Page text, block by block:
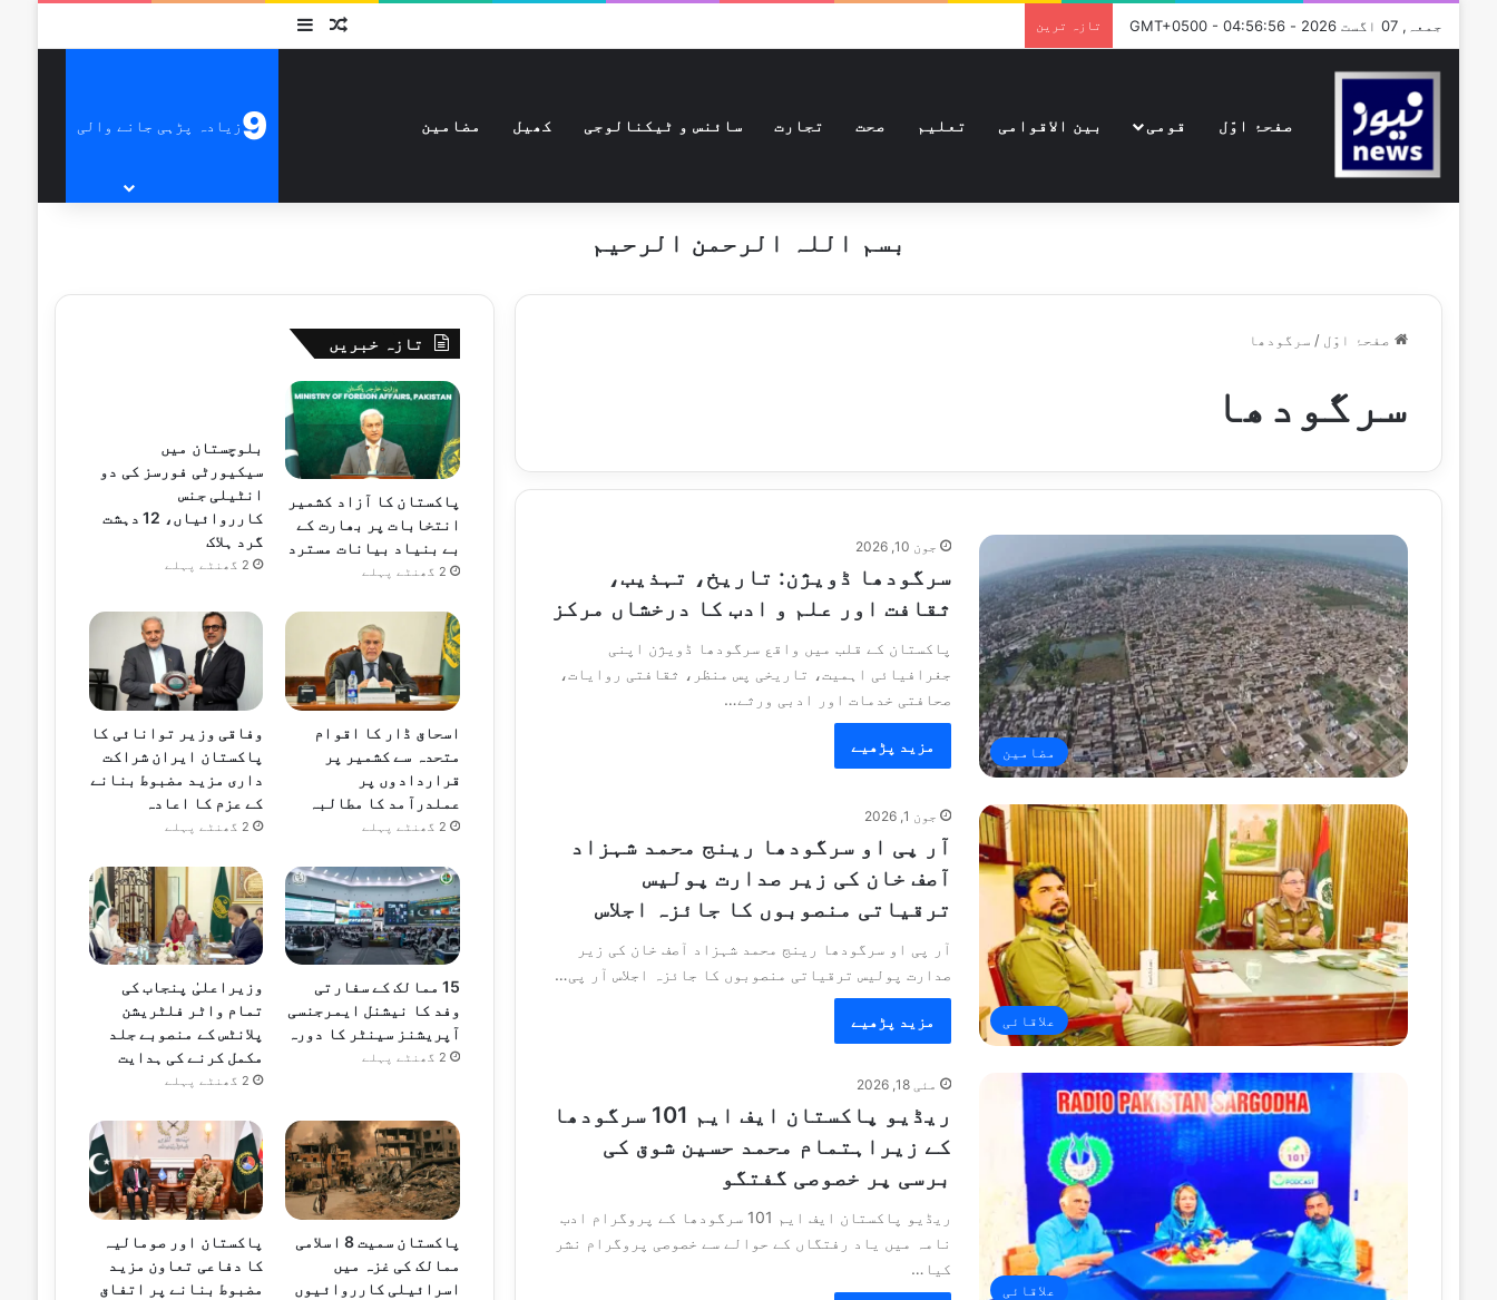
جمعہ, 07 اگست 2026 - GMT+0500 - 04:56:56 تازہ ترین متفرق
صفحۂ اوّل قومی بین الاقوامی تعلیم صحت تجارت سائنس و ٹیکنالوجی کھیل مضامین 9زیادہ پڑہی جانے والی
بسم اللہ الرحمن الرحیم
صفحۂ اوّل / سرگودھا
سرگودھا
مضامین
جون 10, 2026
سرگودھا ڈویژن: تاریخ، تہذیب،
ثقافت اور علم و ادب کا درخشاں مرکز
پاکستان کے قلب میں واقع سرگودھا ڈویژن اپنی
جغرافیائی اہمیت، تاریخی پس منظر، ثقافتی روایات،
صحافتی خدمات اور ادبی ورثے…
مزید پڑھیے
علاقائی
جون 1, 2026
آر پی او سرگودھا رینج محمد شہزاد
آصف خان کی زیر صدارت پولیس
ترقیاتی منصوبوں کا جائزہ اجلاس
آر پی او سرگودھا رینج محمد شہزاد آصف خان کی زیر
صدارت پولیس ترقیاتی منصوبوں کا جائزہ اجلاس آر پی…
مزید پڑھیے
علاقائی
مئی 18, 2026
ریڈیو پاکستان ایف ایم 101 سرگودھا
کے زیراہتمام محمد حسین شوق کی
برسی پر خصوصی گفتگو
ریڈیو پاکستان ایف ایم 101 سرگودھا کے پروگرام ادب
نامہ میں یاد رفتگاں کے حوالے سے خصوصی پروگرام نشر
کیا…
تازہ خبریں
پاکستان کا آزاد کشمیر
انتخابات پر بھارت کے
بے بنیاد بیانات مسترد
2 گھنٹے پہلے
بلوچستان میں
سیکیورٹی فورسز کی دو
انٹیلی جنس
کارروائیاں، 12 دہشت
گرد ہلاک
2 گھنٹے پہلے
اسحاق ڈار کا اقوام
متحدہ سے کشمیر پر
قراردادوں پر
عملدرآمد کا مطالبہ
2 گھنٹے پہلے
وفاقی وزیر توانائی کا
پاکستان ایران شراکت
داری مزید مضبوط بنانے
کے عزم کا اعادہ
2 گھنٹے پہلے
15 ممالک کے سفارتی
وفد کا نیشنل ایمرجنسی
آپریشنز سینٹر کا دورہ
2 گھنٹے پہلے
وزیراعلیٰ پنجاب کی
تمام واٹر فلٹریشن
پلانٹس کے منصوبے جلد
مکمل کرنے کی ہدایت
2 گھنٹے پہلے
پاکستان سمیت 8 اسلامی
ممالک کی غزہ میں
اسرائیلی کارروائیوں
پاکستان اور صومالیہ
کا دفاعی تعاون مزید
مضبوط بنانے پر اتفاق